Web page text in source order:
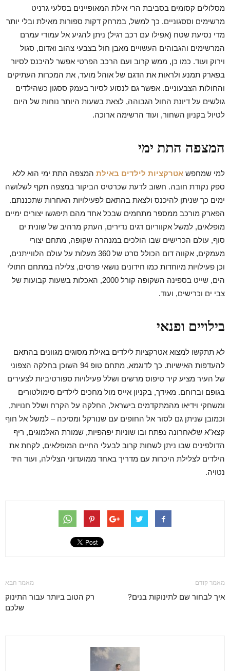
מסלולים קסומים בסביבת הרי אילת המאופיינים בסלעי גרניט
מרשימים וססגוניים. כך למשל, במרחק דקות ספורות מאילת ובלי יותר
מדי נסיעת שטח (אפילו עם רכב רגיל) ניתן להגיע אל עמודי עמרם
המרשימים והגבוהים העשויים מאבן חול בצבעי צהוב ואדום, סגול
וירוק ועוד. כמו כן, ממש קרוב ועם הרכב הפרטי אפשר להיכנס לסיור
בפארק תמנע ולראות את הדגם של אוהל מועד, את המכרות העתיקים
והחולות הצבעוניים. אפשר גם לנסוע לסיור בעמק ססגון כשהילדים
גולשים על דיונת החול הגבוהה, לצאת בשעות היותר נוחות של היום
לטיול בקניון השחור, ועוד הרשימה ארוכה.
המצפה התת ימי
למי שמחפש אטרקציות לילדים באילת המצפה התת ימי הוא ללא
ספק נקודת חובה. חשוב לדעת שכרטיס הביקור במצפה תקף לשלושה
ימים כך שניתן להיכנס ולצאת בהתאם לפעילויות האחרות שתכננתם.
הפארק מורכב ממספר מתחמים שבכל אחד מהם תיפגשו יצורים ימיים
מופלאים, למשל אקווריום דגים נדירים, העתק מרהיב של שונית ים
סוף, עולם הכרישים שבו הולכים במנהרה שקופה, מתחם יצורי
מעמקים, אקווה דום הכולל סרט של 360 מעלות על עולם הלווייתנים,
וכן פעילויות מיוחדות כמו חידונים נושאי פרסים, צלילה במתחם חתולי
הים, שייט בספינה השקופה קורל 2000, האכלות בשעות קבועות של
צבי ים וכרישים, ועוד.
בילויים ופנאי
לא תתקשו למצוא אטרקציות לילדים באילת מסוגים מגוונים בהתאם
להעדפות האישיות. כך לדוגמא, מתחם טופ 94 השוכן בחלקה הצפוני
של העיר מציע קיר טיפוס מרשים ושלל פעילויות ספורטיביות לצעירים
בגופם וברוחם. מאידך, בקניון אייס מול מחכים לילדים סימולטורים
ומשחקי וידיאו מהמתקדמים בישראל, החלקה על הקרח ושלל חנויות,
וכמובן שניתן גם לסור אל החופים עם שנורקל ומסיכה – למשל אל חוף
קצא"א שלאחרונה נפתח ובו שוניות יפהפיות, שמורת האלמוגים, ריף
הדולפינים שבו ניתן לשחות קרוב לבעלי החיים המופלאים, לקחת את
הילדים לצלילת היכרות עם מדריך באחד ממועדוני הצלילה, ועוד היד
נטויה.
מאמר קודם
איך לבחור שם לתינוקות בנים?
מאמר הבא
רק הטוב ביותר עבור התינוק
שלכם